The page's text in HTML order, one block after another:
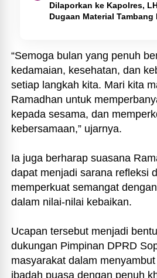
Dilaporkan ke Kapolres,
Dugaan Material Tambang
“Semoga bulan yang penuh
kedamaian, kesehatan, dan
setiap langkah kita. Mari kita
Ramadhan untuk
kepada sesama, dan
kebersamaan,” ujarnya.
Ia juga berharap suasana
dapat menjadi sarana refleksi
memperkuat semangat
dalam nilai-nilai kebaikan.
Ucapan tersebut menjadi
dukungan Pimpinan DPRD
masyarakat dalam
ibadah puasa dengan penuh